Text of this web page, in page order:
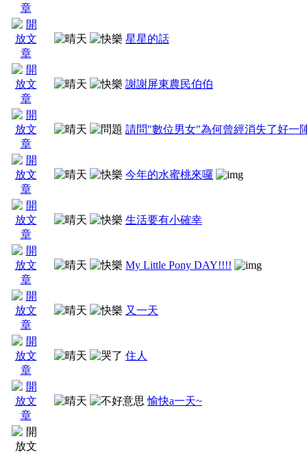
星星的話
謝謝屏東農民伯伯
請問"數位男女"為何曾經消失了好一
今年的水蜜桃來囉
生活要有小確幸
My Little Pony DAY!!!!
又一天
住人
愉快a一天~